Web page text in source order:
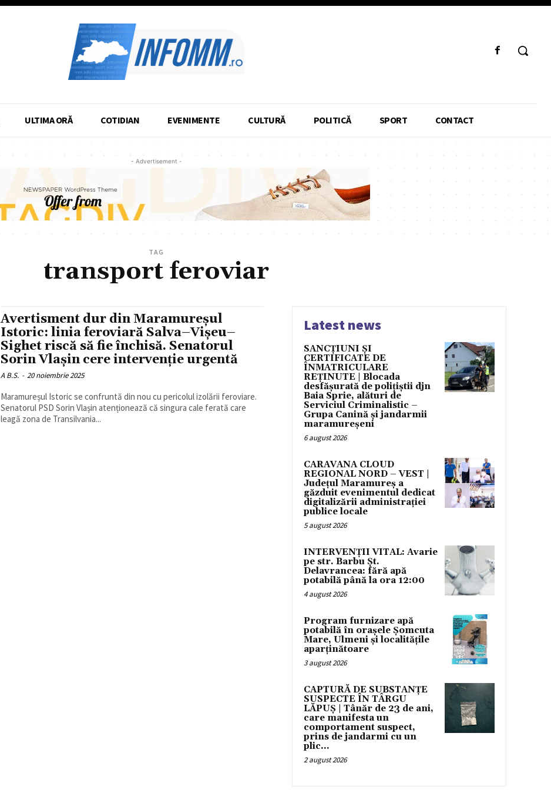
ULTIMA ORĂ COTIDIAN EVENIMENTE CULTURĂ POLITICĂ SPORT CONTACT
- Advertisement -
TAG
transport feroviar
Avertisment dur din Maramureșul
Istoric: linia feroviară Salva–Vișeu–
Sighet riscă să fie închisă. Senatorul
Sorin Vlașin cere intervenție urgentă
A B.S. - 20 noiembrie 2025
Maramureșul Istoric se confruntă din nou cu pericolul izolării feroviare.
Senatorul PSD Sorin Vlașin atenționează că singura cale ferată care
leagă zona de Transilvania...
Latest news
SANCȚIUNI ȘI
CERTIFICATE DE
ÎNMATRICULARE
REȚINUTE | Blocada
desfășurată de polițiștii djn
Baia Sprie, alături de
Serviciul Criminalistic –
Grupa Canină și jandarmii
maramureșeni
6 august 2026
CARAVANA CLOUD
REGIONAL NORD – VEST |
Județul Maramureș a
găzduit evenimentul dedicat
digitalizării administrației
publice locale
5 august 2026
INTERVENȚII VITAL: Avarie
pe str. Barbu Șt.
Delavrancea: fără apă
potabilă până la ora 12:00
4 august 2026
Program furnizare apă
potabilă în orașele Șomcuta
Mare, Ulmeni și localitățile
aparținătoare
3 august 2026
CAPTURĂ DE SUBSTANȚE
SUSPECTE ÎN TÂRGU
LĂPUȘ | Tânăr de 23 de ani,
care manifesta un
comportament suspect,
prins de jandarmi cu un
plic...
2 august 2026